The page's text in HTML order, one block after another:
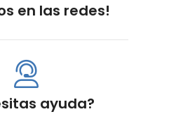
en las redes!
ayuda?